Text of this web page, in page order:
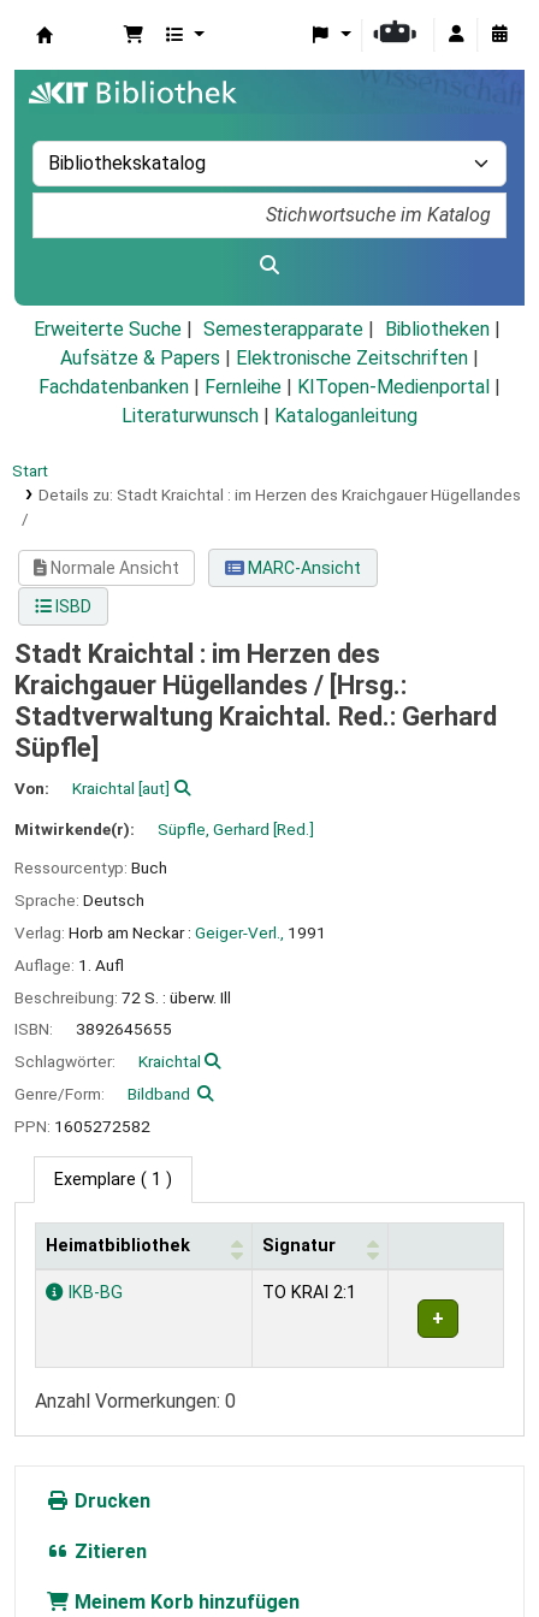
Erweiterte Suche Semesterapparate
Bibliotheken
Aufsätze & Papers
Elektronische Zeitschriften
Fachdatenbanken
Fernleihe KITopen-Medienportal
Literaturwunsch
Kataloganleitung
Start
Details zu: Stadt Kraichtal : im Herzen des Kraichgauer Hügellandes
/
Normale Ansicht
MARC-Ansicht
ISBD
Stadt Kraichtal : im Herzen des
Kraichgauer Hügellandes / [Hrsg.:
Stadtverwaltung Kraichtal. Red.: Gerhard
Süpfle]
Von: Kraichtal [aut]
Mitwirkende(r): Süpfle, Gerhard [Red.]
Ressourcentyp: Buch
Sprache: Deutsch
Verlag: Horb am Neckar : Geiger-Verl.,
1991
Auflage: 1. Aufl
Beschreibung: 72 S. : überw. Ill
ISBN:
3892645655
Schlagwörter:
Kraichtal
Genre/Form:
Bildband
PPN: 1605272582
Exemplare ( 1 )
Exemplare
Heimatbibliothek Signatur
IKB-BG TO KRAI 2:1
Anzahl Vormerkungen: 0
Drucken
Zitieren
Meinem Korb hinzufügen